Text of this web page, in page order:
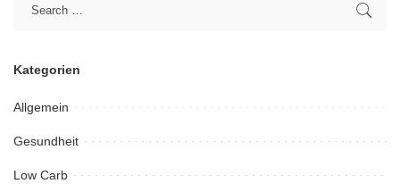
Kategorien
Allgemein
Gesundheit
Low Carb